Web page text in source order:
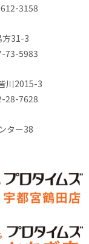
3158
方31-3
73-5983
川2015-3
28-7628
ター38